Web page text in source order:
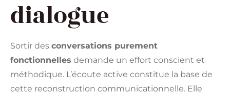
dialogue
Sortir des conversations purement
fonctionnelles demande un effort conscient et
méthodique. L’écoute active constitue la base de
cette reconstruction communicationnelle. Elle